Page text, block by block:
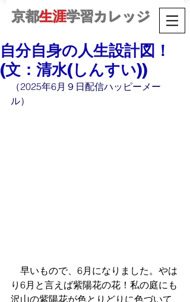
京都生涯学習カレッジ
自分自身の人生設計図！
(文：清水(しんすい))
（2025年6月９日配信ハッピーメー
ル）
早いもので、6月になりました。やは
り6月と言えば紫陽花の花！私の庭にも
沢山の紫陽花が色とりどりに色づいて